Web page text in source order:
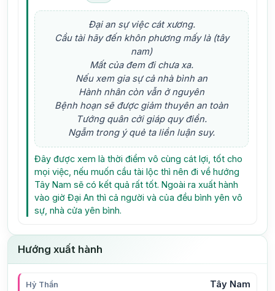
Đại an sự việc cát xương.
Cầu tài hãy đến khôn phương mấy là (tây
nam)
Mất của đem đi chưa xa.
Nếu xem gia sự cả nhà bình an
Hành nhân còn vẫn ở nguyên
Bệnh hoạn sẽ được giảm thuyên an toàn
Tướng quân cởi giáp quy điền.
Ngẫm trong ý quẻ ta liền luận suy.
Đây được xem là thời điểm vô cùng cát lợi, tốt cho
mọi việc, nếu muốn cầu tài lộc thì nên đi về hướng
Tây Nam sẽ có kết quả rất tốt. Ngoài ra xuất hành
vào giờ Đại An thì cả người và của đều bình yên vô
sự, nhà cửa yên bình.
Hướng xuất hành
Hỷ Thần Tây Nam